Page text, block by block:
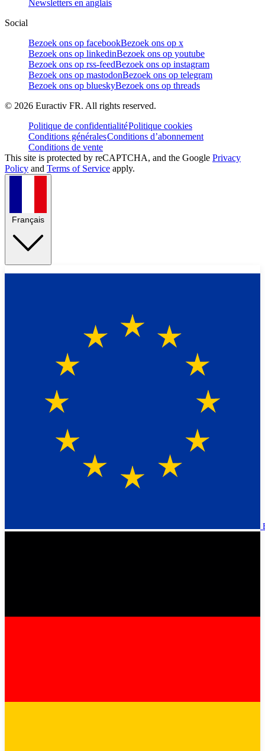
Newsletters en anglais
Social
Bezoek ons op facebookBezoek ons op x
Bezoek ons op linkedinBezoek ons op youtube
Bezoek ons op rss-feedBezoek ons op instagram
Bezoek ons op mastodonBezoek ons op telegram
Bezoek ons op blueskyBezoek ons op threads
© 2026 Euractiv FR. All rights reserved.
Politique de confidentialitéPolitique cookies
Conditions généralesConditions d’abonnement
Conditions de vente
This site is protected by reCAPTCHA, and the Google Privacy
Policy and Terms of Service apply.
Français